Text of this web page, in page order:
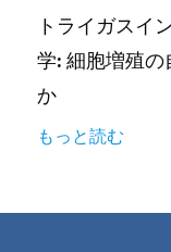
トライガスイ
学: 細胞増殖
か
もっと読む